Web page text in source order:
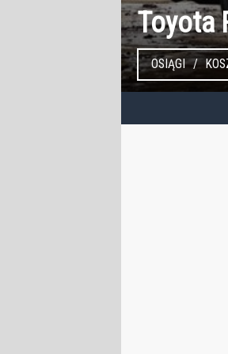
Toyota
OSIĄGI